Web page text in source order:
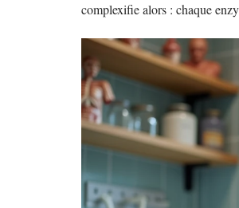
complexifie alors : chaque